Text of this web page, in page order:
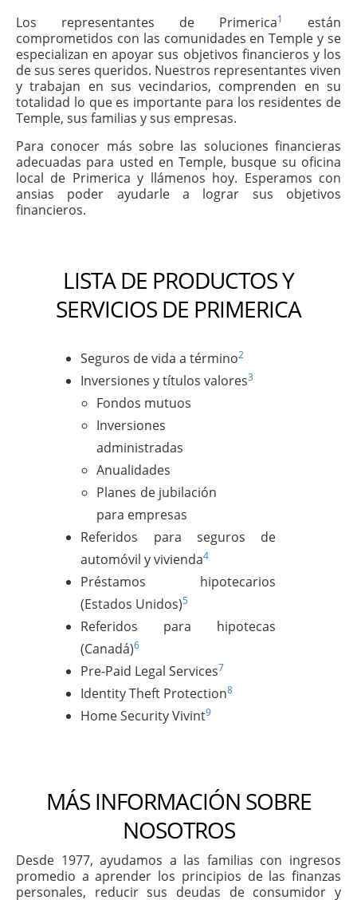
Los representantes de Primerica1
están
comprometidos con las comunidades en Temple y se
especializan en apoyar sus objetivos financieros y los
de sus seres queridos. Nuestros representantes viven
y trabajan en sus vecindarios, comprenden en su
totalidad lo que es importante para los residentes de
Temple, sus familias y sus empresas.
Para conocer más sobre las soluciones financieras
adecuadas para usted en Temple, busque su oficina
local de Primerica y llámenos hoy. Esperamos con
ansias poder ayudarle a lograr sus objetivos
financieros.
LISTA DE PRODUCTOS Y
SERVICIOS DE PRIMERICA
Seguros de vida a término2
Inversiones y títulos valores3
Fondos mutuos
Inversiones
administradas
Anualidades
Planes de jubilación
para empresas
Referidos para seguros de
automóvil y vivienda4
Préstamos hipotecarios
(Estados Unidos)5
Referidos para hipotecas
(Canadá)6
Pre-Paid Legal Services7
Identity Theft Protection8
Home Security Vivint9
MÁS INFORMACIÓN SOBRE
NOSOTROS
Desde 1977, ayudamos a las familias con ingresos
promedio a aprender los principios de las finanzas
personales, reducir sus deudas de consumidor y